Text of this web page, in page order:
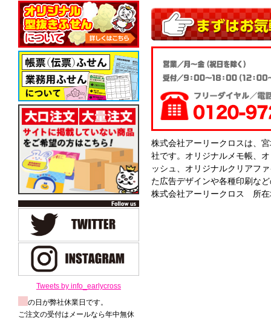
Tweets by info_earlycross
の日が弊社休業日です。
ご注文の受付はメールなら年中無休
株式会社アーリークロスは、
社です。オリジナルメモ帳、
ッシュ、オリジナルクリアフ
た広告デザインや各種印刷な
株式会社アーリークロス 所在